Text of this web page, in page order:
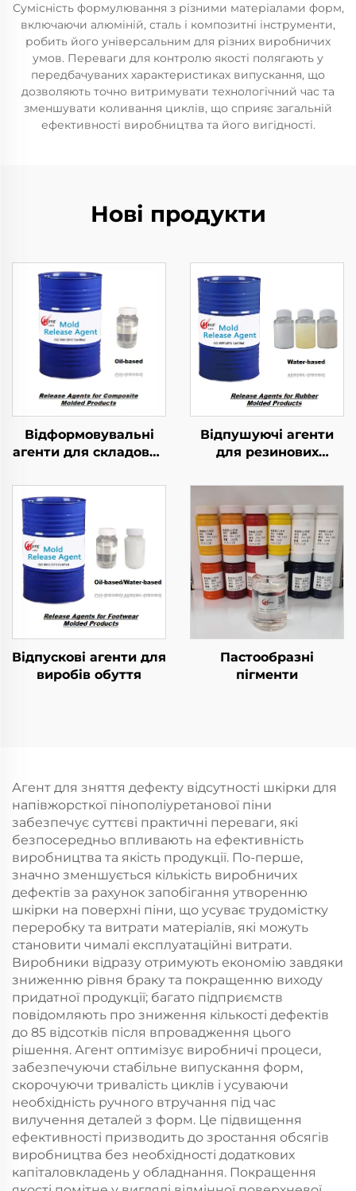
Сумісність формулювання з різними матеріалами форм,
включаючи алюміній, сталь і композитні інструменти,
робить його універсальним для різних виробничих
умов. Переваги для контролю якості полягають у
передбачуваних характеристиках випускання, що
дозволяють точно витримувати технологічний час та
зменшувати коливання циклів, що сприяє загальній
ефективності виробництва та його вигідності.
Нові продукти
Відформовувальні
агенти для складових
Відпушуючі агенти
для резинових
формування
Відпускові агенти для
виробів обуття
Пастообразні
пігменти
Агент для зняття дефекту відсутності шкірки для
напівжорсткої пінополіуретанової піни
забезпечує суттєві практичні переваги, які
безпосередньо впливають на ефективність
виробництва та якість продукції. По-перше,
значно зменшується кількість виробничих
дефектів за рахунок запобігання утворенню
шкірки на поверхні піни, що усуває трудомістку
переробку та витрати матеріалів, які можуть
становити чималі експлуатаційні витрати.
Виробники відразу отримують економію завдяки
зниженню рівня браку та покращенню виходу
придатної продукції; багато підприємств
повідомляють про зниження кількості дефектів
до 85 відсотків після впровадження цього
рішення. Агент оптимізує виробничі процеси,
забезпечуючи стабільне випускання форм,
скорочуючи тривалість циклів і усуваючи
необхідність ручного втручання під час
вилучення деталей з форм. Це підвищення
ефективності призводить до зростання обсягів
виробництва без необхідності додаткових
капіталовкладень у обладнання. Покращення